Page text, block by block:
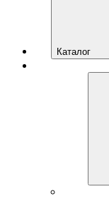
Каталог